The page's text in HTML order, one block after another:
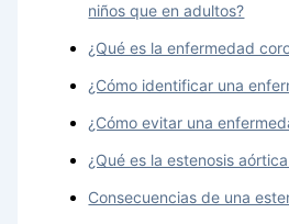
niños que en adultos?
¿Qué es la enfermedad
¿Cómo identificar una
¿Cómo evitar una
¿Qué es la estenosis
Consecuencias de una